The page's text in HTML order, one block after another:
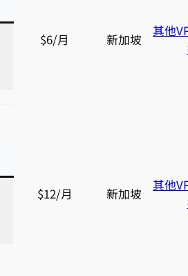
$6/月 新加坡
其他
$12/月 新加坡
其他